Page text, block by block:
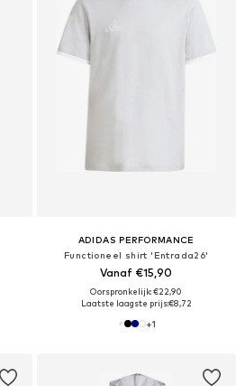
ADIDAS PERFORMANCE
Functioneel shirt 'Entrada26'
Vanaf €15,90
Oorspronkelijk: €22,90
Laatste laagste prijs:€8,72
+1